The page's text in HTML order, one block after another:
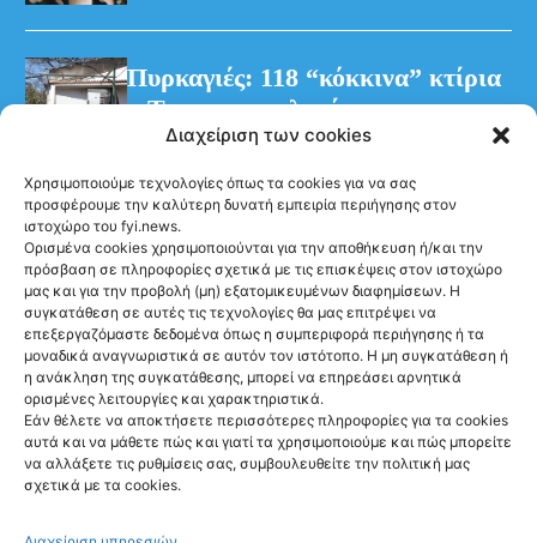
Διαχείριση των cookies
Χρησιμοποιούμε τεχνολογίες όπως τα cookies για να σας
προσφέρουμε την καλύτερη δυνατή εμπειρία περιήγησης στον
ιστοχώρο του fyi.news.
Ορισμένα cookies χρησιμοποιούνται για την αποθήκευση ή/και την
πρόσβαση σε πληροφορίες σχετικά με τις επισκέψεις στον ιστοχώρο
μας και για την προβολή (μη) εξατομικευμένων διαφημίσεων. Η
συγκατάθεση σε αυτές τις τεχνολογίες θα μας επιτρέψει να
επεξεργαζόμαστε δεδομένα όπως η συμπεριφορά περιήγησης ή τα
μοναδικά αναγνωριστικά σε αυτόν τον ιστότοπο. Η μη συγκατάθεση ή
η ανάκληση της συγκατάθεσης, μπορεί να επηρεάσει αρνητικά
ορισμένες λειτουργίες και χαρακτηριστικά.
Εάν θέλετε να αποκτήσετε περισσότερες πληροφορίες για τα cookies
αυτά και να μάθετε πώς και γιατί τα χρησιμοποιούμε και πώς μπορείτε
να αλλάξετε τις ρυθμίσεις σας, συμβουλευθείτε την πολιτική μας
σχετικά με τα cookies.
Πυρκαγιές: 118 “κόκκινα” κτίρια
– Τρεις προφυλακίσεις για τη
φωτιά στη Βοιωτία
Ακολούθησέ μας
Newsletter